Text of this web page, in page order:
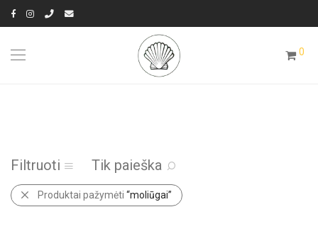
0
Filtruoti Tik paieška
Produktai pažymėti “moliūgai”